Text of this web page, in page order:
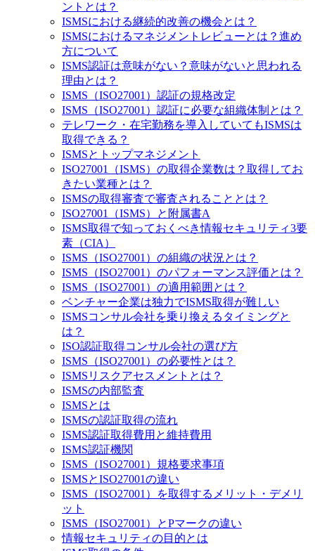
ントとは？
ISMSにおける継続的改善の機会とは？
ISMSにおけるマネジメントレビューとは？進め
方について
ISMS認証は意味がない？意味がないと思われる
理由とは？
ISMS（ISO27001）認証の規格改定
ISMS（ISO27001）認証に必要な組織体制とは？
テレワーク・在宅勤務を導入していてもISMSは
取得できる？
ISMSとトップマネジメント
ISO27001（ISMS）の取得企業数は？取得してお
きたい業種とは？
ISMSの取得審査で審査されることとは？
ISO27001（ISMS）と附属書A
ISMS取得で知っておくべき情報セキュリティ3要
素（CIA）
ISMS（ISO27001）の組織の状況とは？
ISMS（ISO27001）のパフォーマンス評価とは？
ISMS（ISO27001）の適用範囲とは？
ベンチャー企業は独力でISMS取得が難しい
ISMSコンサル会社を乗り換えるタイミングと
は？
ISO認証取得コンサル会社の選び方
ISMS（ISO27001）の必要性とは？
ISMSリスクアセスメントとは？
ISMSの内部監査
ISMSとは
ISMSの認証取得の流れ
ISMS認証取得費用と維持費用
ISMS認証機関
ISMS（ISO27001）規格要求事項
ISMSとISO27001の違い
ISMS（ISO27001）を取得するメリット・デメリ
ット
ISMS（ISO27001）とPマークの違い
情報セキュリティの目的とは